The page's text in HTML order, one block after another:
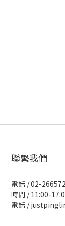
聯繫我們
電話 / 02-
時間 / 11:00-
電話 /